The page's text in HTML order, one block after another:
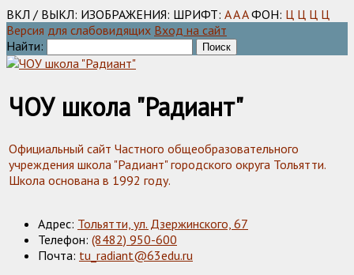
ВКЛ / ВЫКЛ: ИЗОБРАЖЕНИЯ: ШРИФТ: AAA ФОН: Ц Ц Ц Ц
Версия для слабовидящих Вход на сайт
Найти:
ЧОУ школа "Радиант"
Официальный сайт Частного общеобразовательного
учреждения школа "Радиант" городского округа Тольятти.
Школа основана в 1992 году.
Адрес: Тольятти, ул. Дзержинского, 67
Телефон: (8482) 950-600
Почта: tu_radiant@63edu.ru